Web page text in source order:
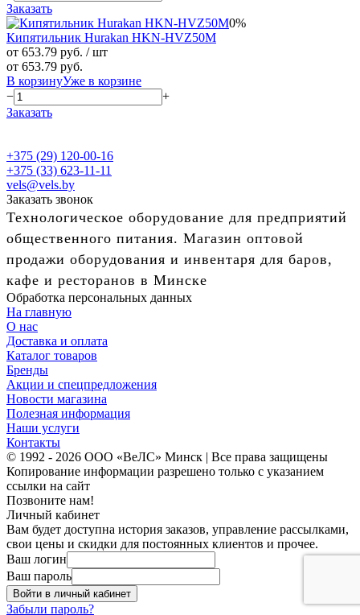
Заказать
0%
Кипятильник Hurakan HKN-HVZ50M
от 653.79 руб. / шт
от 653.79 руб.
В корзинуУже в корзине
−
+
Заказать
+375 (29) 120-00-16
+375 (33) 623-11-11
vels@vels.by
Заказать звонок
Технологическое оборудование для предприятий
общественного питания. Магазин оптовой
продажи оборудования и инвентаря для баров,
кафе и ресторанов в Минске
Обработка персональных данных
На главную
О нас
Доставка и оплата
Каталог товаров
Бренды
Акции и спецпредложения
Новости магазина
Полезная информация
Наши услуги
Контакты
© 1992 - 2026 ООО «ВеЛС» Минск | Все права защищены
Копирование информации разрешено только с указанием
ссылки на сайт
Позвоните нам!
Личный кабинет
Вам будет доступна история заказов, управление рассылками,
свои цены и скидки для постоянных клиентов и прочее.
Ваш логин
Ваш пароль
Войти в личный кабинет
Забыли пароль?